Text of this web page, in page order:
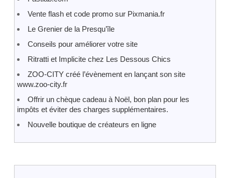
Vente flash et code promo sur Pixmania.fr
Le Grenier de la Presqu’île
Conseils pour améliorer votre site
Ritratti et Implicite chez Les Dessous Chics
ZOO-CITY créé l’évènement en lançant son site
www.zoo-city.fr
Offrir un chèque cadeau à Noël, bon plan pour les
impôts et éviter des charges supplémentaires.
Nouvelle boutique de créateurs en ligne